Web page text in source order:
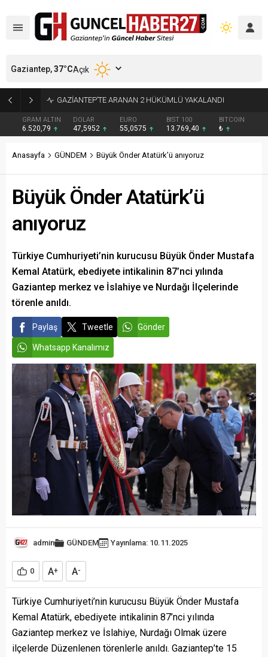
GAZİANTEP’Lİ İDİL CEYLİN YIRTAR DÜNYA İKİNCİSİ OLDU
GRAM ALTIN
6.520,79
DOLAR
47,5952
EURO
55,0575
BIST 100
13.769,40
BITCOIN
₺
Gaziantep,37°CAçık
Anasayfa GÜNDEM Büyük Önder Atatürk’ü anıyoruz
Büyük Önder Atatürk’ü
anıyoruz
Türkiye Cumhuriyeti’nin kurucusu Büyük Önder Mustafa
Kemal Atatürk, ebediyete intikalinin 87’nci yılında
Gaziantep merkez ve İslahiye ve Nurdağı İlçelerinde
törenle anıldı.
Paylaş Tweetle Gönder
Whatsapp Kanalımız
admin GÜNDEM Yayınlama: 10.11.2025
0 A+ A-
Türkiye Cumhuriyeti’nin kurucusu Büyük Önder Mustafa
Kemal Atatürk, ebediyete intikalinin 87’nci yılında
Gaziantep merkez ve İslahiye, Nurdağı Olmak üzere
ilçelerde Düzenlenen törenlerle anıldı. Gaziantep’te 15